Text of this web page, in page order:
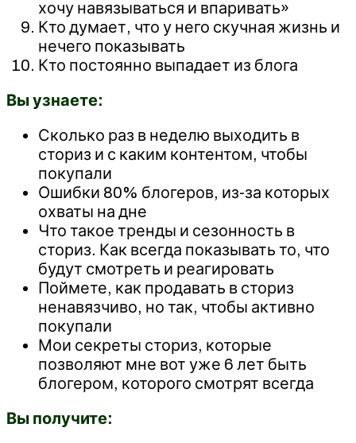
хочу навязываться и впаривать»
Кто думает, что у него скучная жизнь и
нечего показывать
Кто постоянно выпадает из блога
Вы узнаете:
Сколько раз в неделю выходить в
сториз и с каким контентом, чтобы
покупали
Ошибки 80% блогеров, из-за которых
охваты на дне
Что такое тренды и сезонность в
сториз. Как всегда показывать то, что
будут смотреть и реагировать
Поймете, как продавать в сториз
ненавязчиво, но так, чтобы активно
покупали
Мои секреты сториз, которые
позволяют мне вот уже 6 лет быть
блогером, которого смотрят всегда
Вы получите: